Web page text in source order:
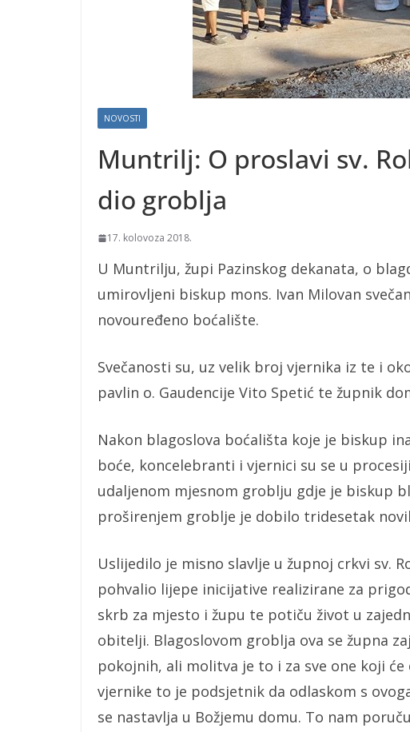
NOVOSTI
Muntrilj: O proslavi sv.
dio groblja
17. kolovoza 2018.
U Muntrilju, župi Pazinskog dekanata, o
umirovljeni biskup mons. Ivan Milovan
novouređeno boćalište.
Svečanosti su, uz velik broj vjernika iz te i
pavlin o. Gaudencije Vito Spetić te župnik
Nakon blagoslova boćališta koje je biskup
boće, koncelebranti i vjernici su se u
udaljenom mjesnom groblju gdje je biskup
proširenjem groblje je dobilo tridesetak
Uslijedilo je misno slavlje u župnoj crkvi sv.
pohvalio lijepe inicijative realizirane za
skrb za mjesto i župu te potiču život u
obitelji. Blagoslovom groblja ova se župna
pokojnih, ali molitva je to i za sve one koji
vjernike to je podsjetnik da odlaskom s
se nastavlja u Božjemu domu. To nam